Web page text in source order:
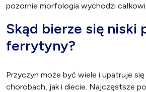
pozornie morfologia wychodzi
Skąd bierze się niski
ferrytyny?
Przyczyn może być wiele i upatruje
chorobach, jak i diecie. Najczęstsze